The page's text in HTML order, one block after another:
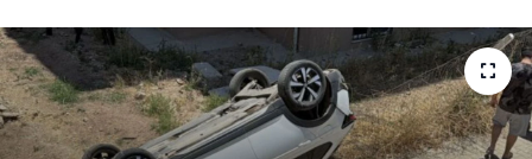
EĞİTİM
MAGAZİN
SAĞLIK
Son Dakika Haberleri
Haber Arşivi